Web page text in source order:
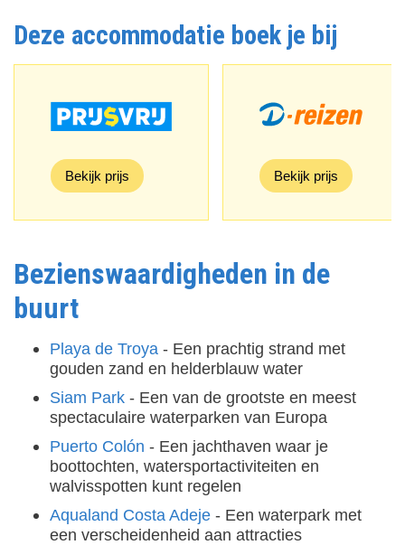
Deze accommodatie boek je bij
Bekijk prijs Bekijk prijs
Bezienswaardigheden in de
buurt
Playa de Troya - Een prachtig strand met
gouden zand en helderblauw water
Siam Park - Een van de grootste en meest
spectaculaire waterparken van Europa
Puerto Colón - Een jachthaven waar je
boottochten, watersportactiviteiten en
walvisspotten kunt regelen
Aqualand Costa Adeje - Een waterpark met
een verscheidenheid aan attracties